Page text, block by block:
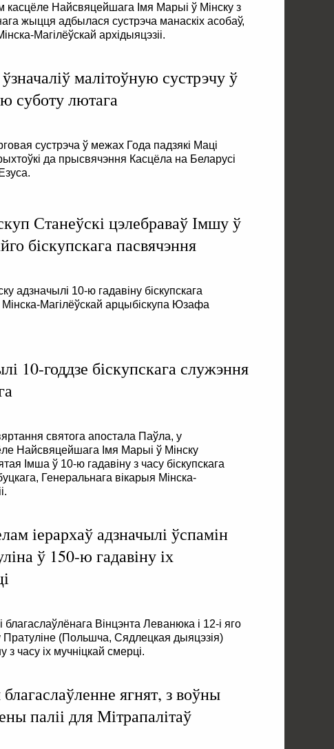
касцёле Найсвяцейшага Імя Марыі ў Мінску з
жыцця адбылася сустрэча манаскіх асобаў,
Магілёўскай архідыяцэзіі.
малітоўную сустрэчу ў
суботу лютага
сустрэча ў межах Года падзякі Маці
да прысвячэння Касцёла на Беларусі
Станеўскі цэлебраваў Імшу ў
біскупскага пасвячэння
адзначылі 10-ю гадавіну біскупскага
Мінска-Магілёўскай арцыбіскупа Юзафа
10-годдзе біскупскага служэння
святога апостала Паўла, у
Найсвяцейшага Імя Марыі ў Мінску
Імша ў 10-ю гадавіну з часу біскупскага
Генеральнага вікарыя Мінска-
іерархаў адзначылі ўспамін
ў 150-ю гадавіну іх
благаслаўлёнага Вінцэнта Леванюка і 12-і яго
Пратуліне (Польшча, Сядлецкая дыяцэзія)
з часу іх мучніцкай смерці.
ягнят, з воўны
паліі для Мітрапалітаў